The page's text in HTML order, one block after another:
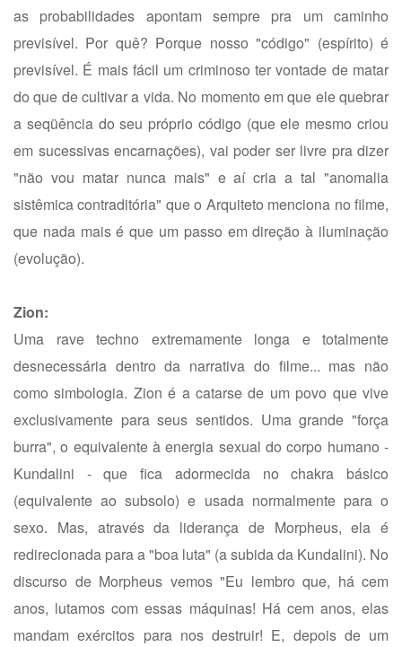
as probabilidades apontam sempre pra um caminho
previsível. Por quê? Porque nosso "código" (espírito) é
previsível. É mais fácil um criminoso ter vontade de matar
do que de cultivar a vida. No momento em que ele quebrar
a seqüência do seu próprio código (que ele mesmo criou
em sucessivas encarnações), vai poder ser livre pra dizer
"não vou matar nunca mais" e aí cria a tal "anomalia
sistêmica contraditória" que o Arquiteto menciona no filme,
que nada mais é que um passo em direção à iluminação
(evolução).
Zion:
Uma rave techno extremamente longa e totalmente
desnecessária dentro da narrativa do filme... mas não
como simbologia. Zion é a catarse de um povo que vive
exclusivamente para seus sentidos. Uma grande "força
burra", o equivalente à energia sexual do corpo humano -
Kundalini - que fica adormecida no chakra básico
(equivalente ao subsolo) e usada normalmente para o
sexo. Mas, através da liderança de Morpheus, ela é
redirecionada para a "boa luta" (a subida da Kundalini). No
discurso de Morpheus vemos "Eu lembro que, há cem
anos, lutamos com essas máquinas! Há cem anos, elas
mandam exércitos para nos destruir! E, depois de um